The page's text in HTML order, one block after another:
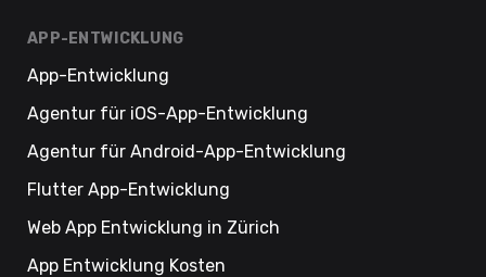
APP-ENTWICKLUNG
App-Entwicklung
Agentur für iOS-App-Entwicklung
Agentur für Android-App-Entwicklung
Flutter App-Entwicklung
Web App Entwicklung in Zürich
App Entwicklung Kosten